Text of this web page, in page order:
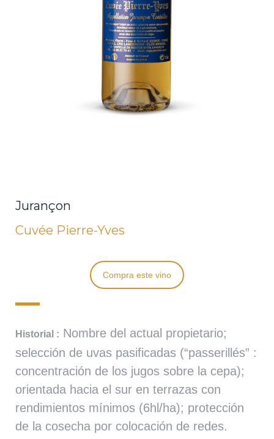
Jurançon
Cuvée Pierre-Yves
Compra este vino
Historial : Nombre del actual propietario;
selección de uvas pasificadas (“passerillés” :
concentración de los jugos sobre la cepa);
orientada hacia el sur en terrazas con
rendimientos mínimos (6hl/ha); protección
de la cosecha por colocación de redes.